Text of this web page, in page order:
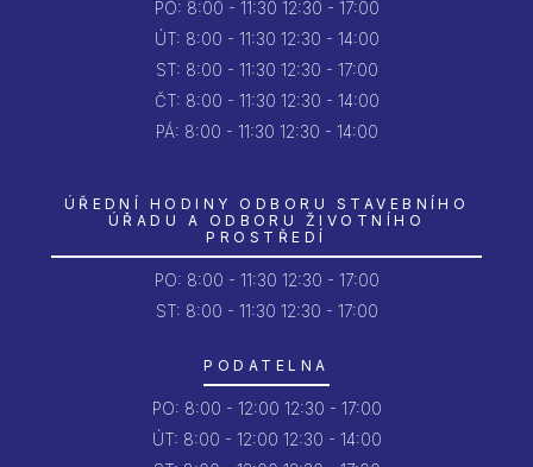
PO: 8:00 - 11:30 12:30 - 17:00
ÚT: 8:00 - 11:30 12:30 - 14:00
ST: 8:00 - 11:30 12:30 - 17:00
ČT: 8:00 - 11:30 12:30 - 14:00
PÁ: 8:00 - 11:30 12:30 - 14:00
ÚŘEDNÍ HODINY ODBORU STAVEBNÍHO
ÚŘADU A ODBORU ŽIVOTNÍHO
PROSTŘEDÍ
PO: 8:00 - 11:30 12:30 - 17:00
ST: 8:00 - 11:30 12:30 - 17:00
PODATELNA
PO: 8:00 - 12:00 12:30 - 17:00
ÚT: 8:00 - 12:00 12:30 - 14:00